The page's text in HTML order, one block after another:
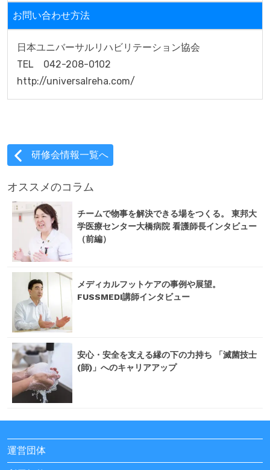
お問い合わせ方法
日本ユニバーサルリハビリテーション協会
TEL　042-208-0102
http://universalreha.com/
研修会情報一覧へ
オススメのコラム
チームで物事を解決できる場をつくる。 東邦大
学医療センター大橋病院 看護師長インタビュー
（前編）
メディカルフットケアの事例や展望。
FUSSMEDI講師インタビュー
安心・安全を支える縁の下の力持ち 「滅菌技士
(師)」へのキャリアアップ
運営団体